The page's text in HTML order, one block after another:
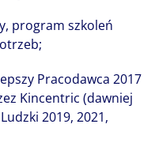
program szkoleń
Pracodawca 2017
Kincentric (dawniej
2019, 2021,